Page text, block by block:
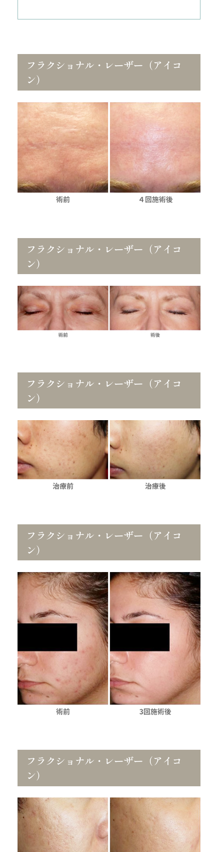
フラクショナル・レーザー（アイコ
ン）
フラクショナル・レーザー（アイコ
ン）
フラクショナル・レーザー（アイコ
ン）
フラクショナル・レーザー（アイコ
ン）
フラクショナル・レーザー（アイコ
ン）